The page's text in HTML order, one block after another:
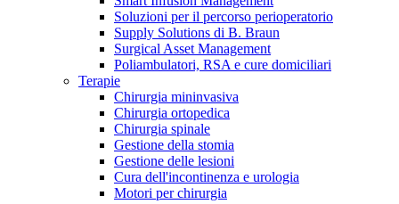
Soluzioni per il percorso perioperatorio
Supply Solutions di B. Braun
Surgical Asset Management
Poliambulatori, RSA e cure domiciliari
Terapie
Chirurgia mininvasiva
Chirurgia ortopedica
Chirurgia spinale
Gestione della stomia
Gestione delle lesioni
Cura dell'incontinenza e urologia
Motori per chirurgia